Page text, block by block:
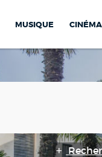
MUSIQUE CINÉMA